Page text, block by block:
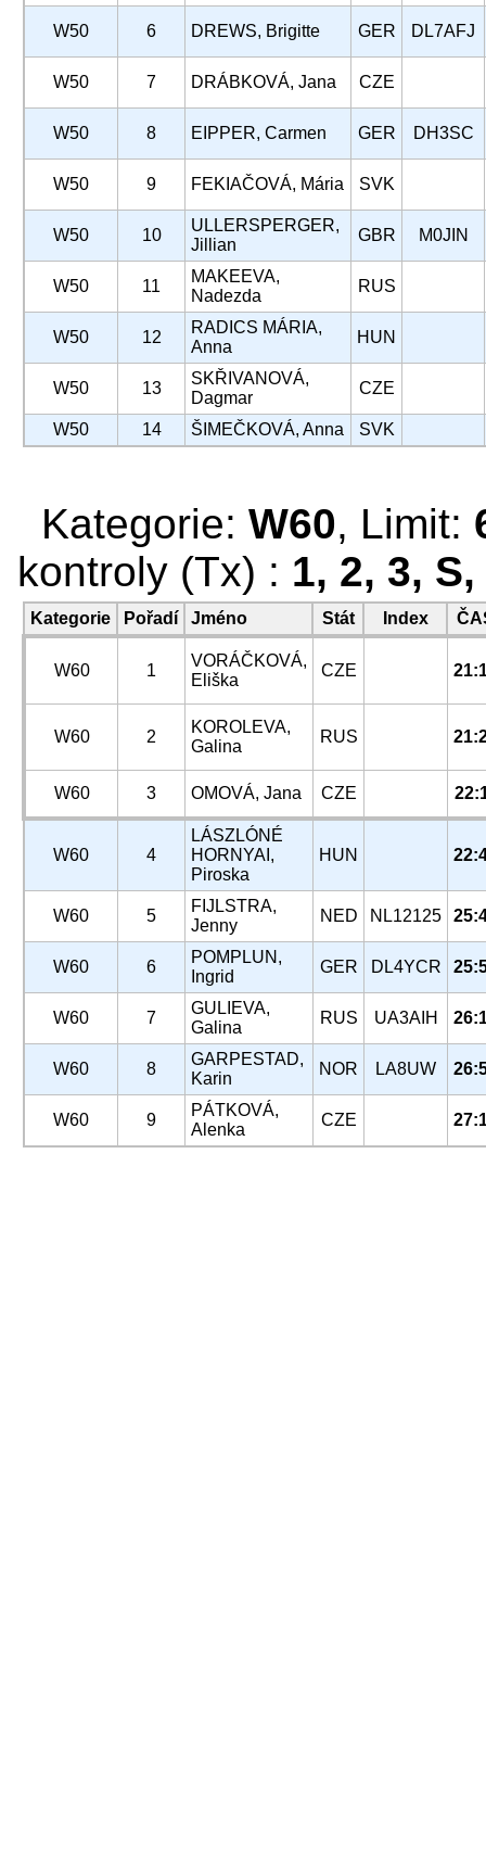
W50 6 DREWS, Brigitte GER DL7AFJ
W50 7 DRÁBKOVÁ, Jana CZE
W50 8 EIPPER, Carmen GER DH3SC
W50 9 FEKIAČOVÁ, Mária SVK
W50 10
ULLERSPERGER,
Jillian
GBR M0JIN
W50 11
MAKEEVA,
Nadezda
RUS
W50 12
RADICS MÁRIA,
Anna
HUN
W50 13
SKŘIVANOVÁ,
Dagmar
CZE
W50 14 ŠIMEČKOVÁ, Anna SVK
Kategorie: W60, Limit:
kontroly (Tx) : 1, 2, 3, S,
Kategorie Pořadí Jméno Stát Index
W60 1
VORÁČKOVÁ,
Eliška
CZE
W60 2
KOROLEVA,
Galina
RUS
W60 3 OMOVÁ, Jana CZE
W60 4
LÁSZLÓNÉ
HORNYAI,
Piroska
HUN
W60 5
FIJLSTRA,
Jenny
NED NL12125
W60 6
POMPLUN,
Ingrid
GER DL4YCR
W60 7
GULIEVA,
Galina
RUS UA3AIH
W60 8
GARPESTAD,
Karin
NOR LA8UW
W60 9
PÁTKOVÁ,
Alenka
CZE